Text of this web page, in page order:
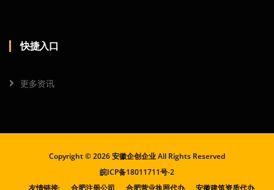
快捷入口
更多资讯
Copyright ©2026 安徽企创企业 All Rights Reserved
皖ICP备18011711号-2
友情链接:
合肥注册公司 合肥营业执照代办 安徽建筑资质代办